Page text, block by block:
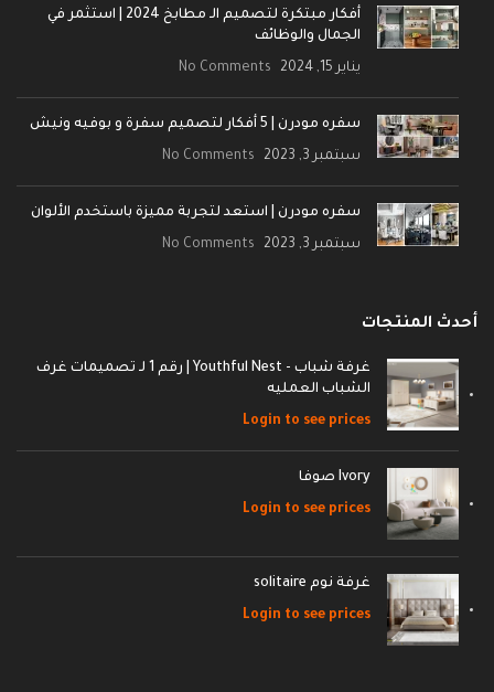
أفكار مبتكرة لتصميم الـ مطابخ 2024 | استثمر في
الجمال والوظائف
يناير 15, 2024 No Comments
سفره مودرن | 5 أفكار لتصميم سفرة و بوفيه ونيش
سبتمبر 3, 2023 No Comments
سفره مودرن | استعد لتجربة مميزة باستخدم الألوان
سبتمبر 3, 2023 No Comments
أحدث المنتجات
غرفة شباب - Youthful Nest | رقم 1 لـ تصميمات غرف
الشباب العمليه
Login to see prices
Ivory صوفا
Login to see prices
غرفة نوم solitaire
Login to see prices